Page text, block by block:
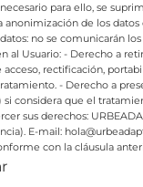
para ello, se
anonimización de los datos
no se comunicarán los
al Usuario:- Derecho a
acceso, rectificación,
- Derecho a
considera que el
sus derechos:
E-mail:
con la cláusula